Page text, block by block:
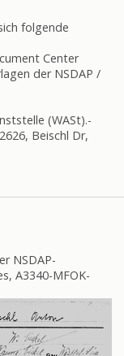
folgende
Center
der NSDAP /
(WASt).-
Beischl Dr,
NSDAP-
A3340-MFOK-